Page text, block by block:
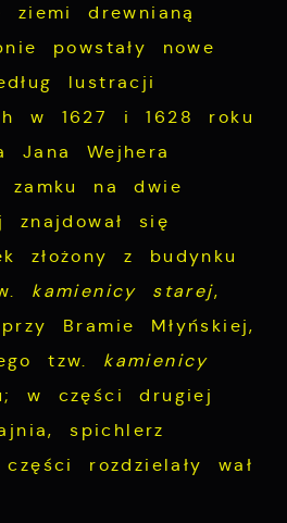
ziemi drewnianą
powstały nowe
lustracji
w 1627 i 1628 roku
Jana Wejhera
zamku na dwie
się
złożony z budynku
kamienicy starej,
Bramie Młyńskiej,
tzw. kamienicy
w części drugiej
spichlerz
rozdzielały wał